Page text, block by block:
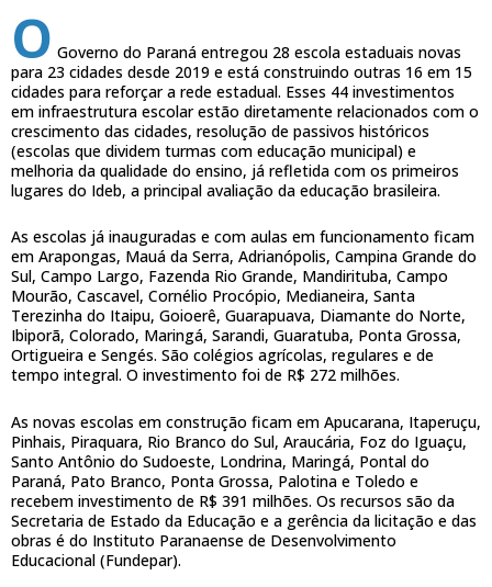
O Governo do Paraná entregou 28 escola estaduais novas
para 23 cidades desde 2019 e está construindo outras 16 em 15
cidades para reforçar a rede estadual. Esses 44 investimentos
em infraestrutura escolar estão diretamente relacionados com o
crescimento das cidades, resolução de passivos históricos
(escolas que dividem turmas com educação municipal) e
melhoria da qualidade do ensino, já refletida com os primeiros
lugares do Ideb, a principal avaliação da educação brasileira.
As escolas já inauguradas e com aulas em funcionamento ficam
em Arapongas, Mauá da Serra, Adrianópolis, Campina Grande do
Sul, Campo Largo, Fazenda Rio Grande, Mandirituba, Campo
Mourão, Cascavel, Cornélio Procópio, Medianeira, Santa
Terezinha do Itaipu, Goioerê, Guarapuava, Diamante do Norte,
Ibiporã, Colorado, Maringá, Sarandi, Guaratuba, Ponta Grossa,
Ortigueira e Sengés. São colégios agrícolas, regulares e de
tempo integral. O investimento foi de R$ 272 milhões.
As novas escolas em construção ficam em Apucarana, Itaperuçu,
Pinhais, Piraquara, Rio Branco do Sul, Araucária, Foz do Iguaçu,
Santo Antônio do Sudoeste, Londrina, Maringá, Pontal do
Paraná, Pato Branco, Ponta Grossa, Palotina e Toledo e
recebem investimento de R$ 391 milhões. Os recursos são da
Secretaria de Estado da Educação e a gerência da licitação e das
obras é do Instituto Paranaense de Desenvolvimento
Educacional (Fundepar).